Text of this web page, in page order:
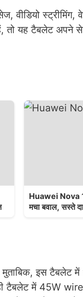
स्ट्रीमिंग,
तो यह टैबलेट अपने
Huawei Nova
मचा बवाल, सस्ते
के मुताबिक, इस
टैबलेट में 45W